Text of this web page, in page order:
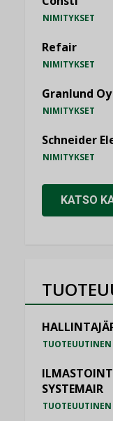
NIMITYKSET
Refair
NIMITYKSET
Granlund Oy
NIMITYKSET
Schneider
NIMITYKSET
KATSO
TUOTEUUTINEN
SYSTEMAIR
TUOTEUUTINEN